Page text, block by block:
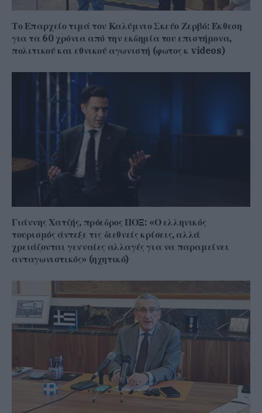
Το Επαρχείο τιμά τον Καλύμνιο Σκεύο Ζερβό: Έκθεση
για τα 60 χρόνια από την εκδημία του επιστήμονα,
πολιτικού και εθνικού αγωνιστή (φωτος κ videos)
Γιάννης Χατζής, πρόεδρος ΠΟΞ: «Ο ελληνικός
τουρισμός άντεξε τις διεθνείς κρίσεις, αλλά
χρειάζονται γενναίες αλλαγές για να παραμείνει
ανταγωνιστικός» (ηχητικό)